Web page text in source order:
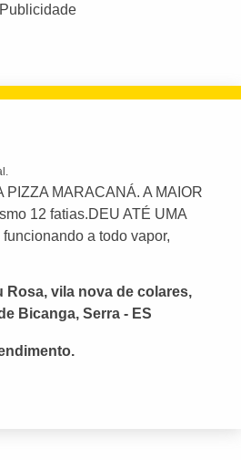
Publicidade
PIZZA MARACANÁ. A MAIOR
12 fatias.DEU ATÉ UMA
a todo vapor,
Rosa, vila nova de colares,
Bicanga, Serra - ES